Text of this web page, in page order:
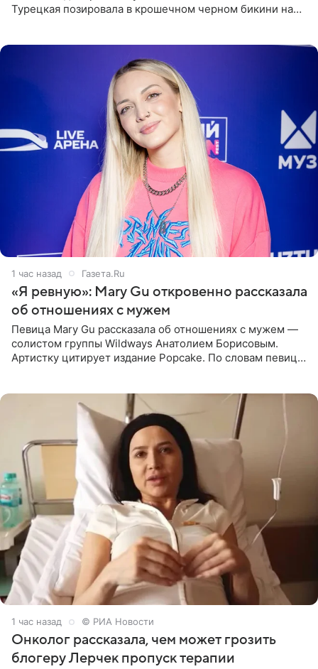
Турецкая позировала в крошечном черном бикини на
1 час назад Газета.Ru
«Я ревную»: Mary Gu откровенно рассказала
об отношениях с мужем
Певица Mary Gu рассказала об отношениях с мужем —
солистом группы Wildways Анатолием Борисовым.
Артистку цитирует издание Popcake. По словам певицы,
1 час назад © РИА Новости
Онколог рассказала, чем может грозить
блогеру Лерчек пропуск терапии